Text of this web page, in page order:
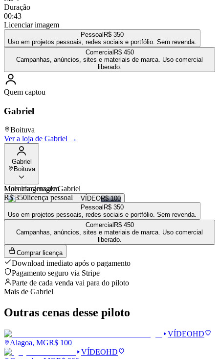
Duração
00:43
Licenciar imagem
Pessoal R$ 350
Uso em projetos pessoais, redes sociais e portfólio. Sem revenda.
Comercial R$ 450
Campanhas, anúncios, sites e materiais de marca. Uso comercial
liberado.
Quem captou
Gabriel
Boituva
Ver a loja de Gabriel →
Gabriel
Boituva
Mais imagens deGabriel
VÍDEOR$ 100
VÍDEOR$ 200
VÍDEOR$ 150
Ver a loja completa deGabriel→
Licenciar imagem
R$ 350licença pessoal
Pessoal R$ 350
Uso em projetos pessoais, redes sociais e portfólio. Sem revenda.
Comercial R$ 450
Campanhas, anúncios, sites e materiais de marca. Uso comercial
liberado.
Comprar licença
Download imediato após o pagamento
Pagamento seguro via Stripe
Parte de cada venda vai para do piloto
Mais de Gabriel
Outras cenas desse piloto
VÍDEOHD
Alagoa, MGR$ 100
VÍDEOHD